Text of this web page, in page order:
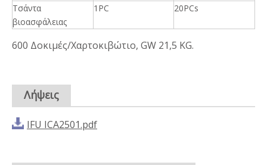
Τσάντα
βιοασφάλειας
1PC 20PCs
600 Δοκιμές/Χαρτοκιβώτιο, GW 21,5 KG.
Λήψεις
IFU ICA2501.pdf